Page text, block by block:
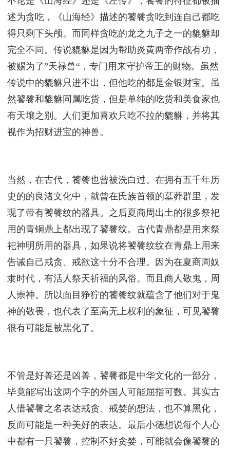
述为贪吃，《山海经》描述的饕餮贪吃到连自己都吃
得只剩下头颅。而同样贪吃的龙之九子之一的貔貅却
完全不同。传说貔貅是因为帮助炎黄两帝作战有功，
被赐为了”天禄兽“，专门用来守护帝王的财物。虽然
传说中的貔貅只进不出，但他吃的都是金银财宝。虽
然饕餮和貔貅同属吃货，但是单纯的吃货和美食家也
有天壤之别。人们更加喜欢只吃不拉的貔貅，并将其
视作为招财进宝的神兽。
当然，在古代，饕餮也曾被洗白过。在拥有五千年历
史的的良渚文化中，就曾在氏族首领的墓葬群里，发
现了带有饕餮纹的器具。之后夏商周出土的很多祭祀
用的青铜鼎上都出现了饕餮纹。古代青鼎都是用来祭
祀神明所用的器具，如果说将饕餮纹纹在青鼎上用来
告诫自己戒贪、戒欲这十分不合理。因为在夏商周奴
隶时代，有活人祭天祈福的风俗。而且商人敬鬼，周
人崇神。所以面目狰狞的饕餮纹就蕴含了他们对于鬼
神的敬畏，也代表了至高无上权利的象征，可见饕餮
很有可能是被黑化了。
不管是好兽还是凶兽，饕餮都是中华文化的一部分，
毕竟能写出这两个字的外国人可能屈指可数。其实古
人借饕餮之名表达戒贪、戒婪的想法，也不算黑化，
反而可能是一种美好的表达。最后小德想说每个人心
中都有一只饕餮，控制不好贪婪，可能就会像饕餮的